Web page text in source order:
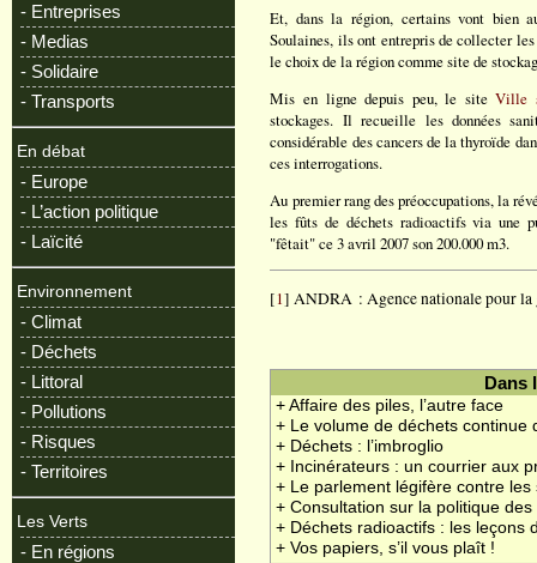
- Entreprises
- Medias
- Solidaire
- Transports
En débat
- Europe
- L’action politique
- Laïcité
Environnement
- Climat
- Déchets
- Littoral
- Pollutions
- Risques
- Territoires
Les Verts
- En régions
Et, dans la région, certains vont bien
Soulaines, ils ont entrepris de collecter
le choix de la région comme site de
Mis en ligne depuis peu, le siteVille
stockages. Il recueille les données
considérable des cancers de la thyroïde
ces interrogations.
Au premier rang des préoccupations, la
les fûts de déchets radioactifs via une
"fêtait" ce 3 avril 2007 son 200.000 m3.
[1] ANDRA : Agence nationale pour la
Dans
+ Affaire des piles, l’autre face
+ Le volume de déchets continue
+ Déchets : l’imbroglio
+ Incinérateurs : un courrier aux
+ Le parlement légifère contre les
+ Consultation sur la politique des
+ Déchets radioactifs : les leçons
+ Vos papiers, s’il vous plaît !